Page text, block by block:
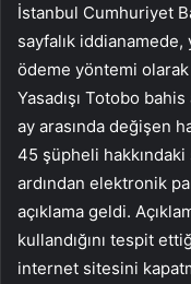
İstanbul Cumhuriyet
sayfalık iddianamede,
ödeme yöntemi
Yasadışı Totobo
ay arasında değişen
45 şüpheli hakkındaki
ardından elektronik
açıklama geldi.
kullandığını tespit
internet sitesini